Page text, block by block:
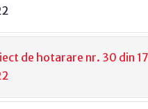
de hotarare nr. 30 din